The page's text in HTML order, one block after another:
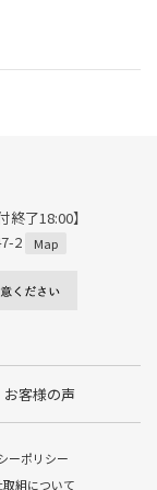
終了18:00】
2
Map
お客様の声
ーポリシー
組について